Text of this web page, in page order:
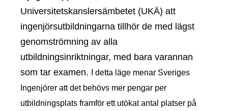
Universitetskanslersämbetet (UKÄ) att
ingenjörsutbildningarna tillhör de med lägst
genomströmning av alla
utbildningsinriktningar, med bara varannan
som tar examen.
I detta läge menar Sveriges
Ingenjörer att det behövs mer pengar per
utbildningsplats framför ett utökat antal platser på